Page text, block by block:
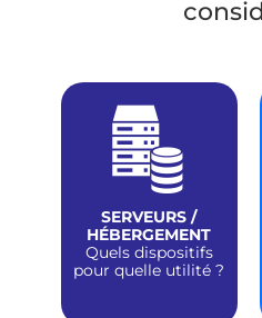
SERVEURS /
HÉBERGEMENT
Quels dispositifs
pour quelle utilité ?